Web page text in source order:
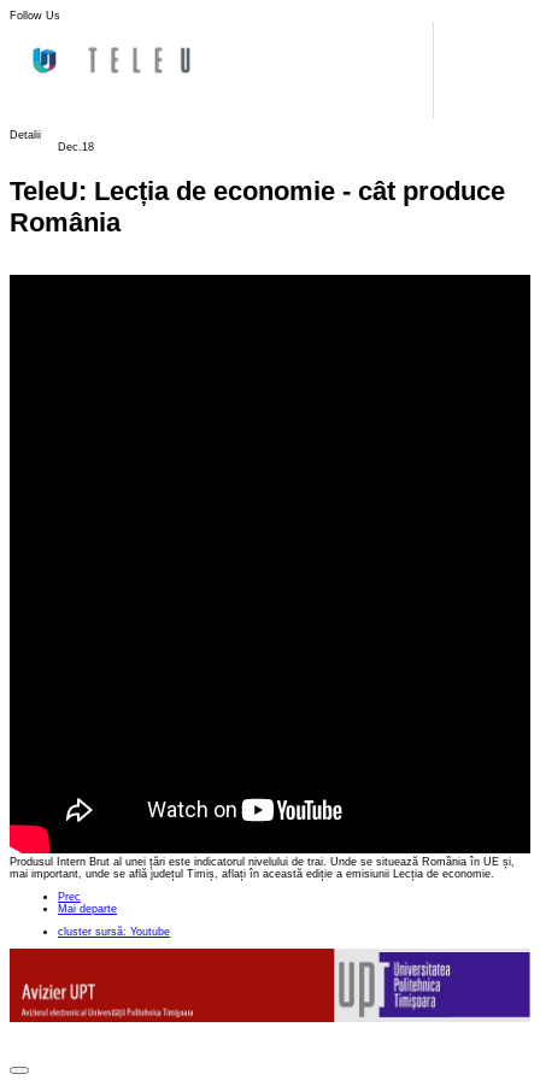
Follow Us
Detalii
Dec.18
TeleU: Lecția de economie - cât produce
România
Produsul Intern Brut al unei țări este indicatorul nivelului de trai. Unde se situează România în UE și,
mai important, unde se află județul Timiș, aflați în această ediție a emisiunii Lecția de economie.
Prec
Mai departe
cluster sursă: Youtube